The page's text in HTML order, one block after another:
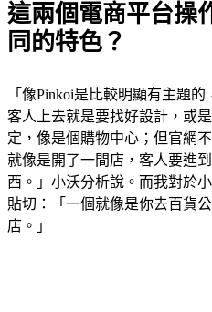
這兩個電商平台操
同的特色？
「像Pinkoi是比較明顯有主題
客人上去就是要找好設計，或
定，像是個購物中心；但官網
就像是開了一間店，客人要進
西。」小沃分析說。而我對於
貼切：「一個就像是你去百貨
店。」